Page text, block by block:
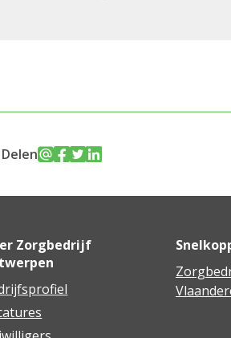
Delen
Zorgbedrijf